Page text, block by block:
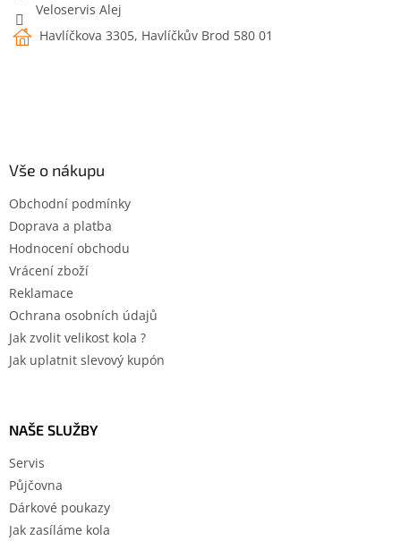
Veloservis Alej
Havlíčkova 3305, Havlíčkův Brod 580 01
Vše o nákupu
Obchodní podmínky
Doprava a platba
Hodnocení obchodu
Vrácení zboží
Reklamace
Ochrana osobních údajů
Jak zvolit velikost kola ?
Jak uplatnit slevový kupón
NAŠE SLUŽBY
Servis
Půjčovna
Dárkové poukazy
Jak zasíláme kola